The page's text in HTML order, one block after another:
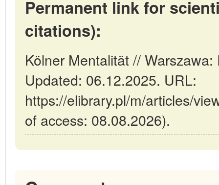
Permanent link for
citations):
Kölner Mentalität //
Updated: 06.12.2025. URL:
https://elibrary.pl/m/articles/
of access: 08.08.2026).